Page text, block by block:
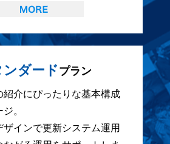
ンダードプラン
紹介にぴったりな基本構成
。
ザインで更新システム運用